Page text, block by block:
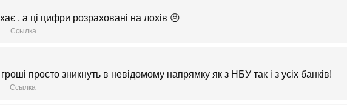
, а ці цифри розраховані на лохів 😣
Ссылка
просто зникнуть в невідомому напрямку як з НБУ так і з усіх банків!
Ссылка